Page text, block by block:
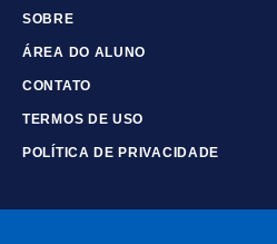
SOBRE
ÁREA DO ALUNO
CONTATO
TERMOS DE USO
POLÍTICA DE PRIVACIDADE